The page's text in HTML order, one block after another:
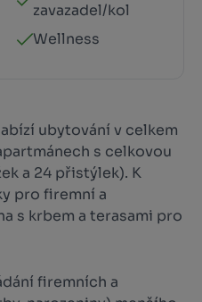
zavazadel/kol
Wellness
ubytování v celkem
s celkovou
a 24 přistýlek). K
pro firemní a
s krbem a terasami pro
firemních a